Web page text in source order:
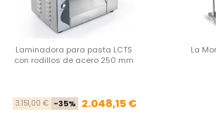
Laminadora para pasta LCTS
con rodillos de acero 250 mm
Precio base
3.151,00 € -35% Precio
2.048,15 €
La